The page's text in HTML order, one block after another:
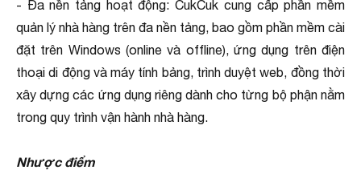
- Đa nền tảng hoạt động: CukCuk cung cấp phần mềm
quản lý nhà hàng trên đa nền tảng, bao gồm phần mềm cài
đặt trên Windows (online và offline), ứng dụng trên điện
thoại di động và máy tính bảng, trình duyệt web, đồng thời
xây dựng các ứng dụng riêng dành cho từng bộ phận nằm
trong quy trình vận hành nhà hàng.
Nhược điểm